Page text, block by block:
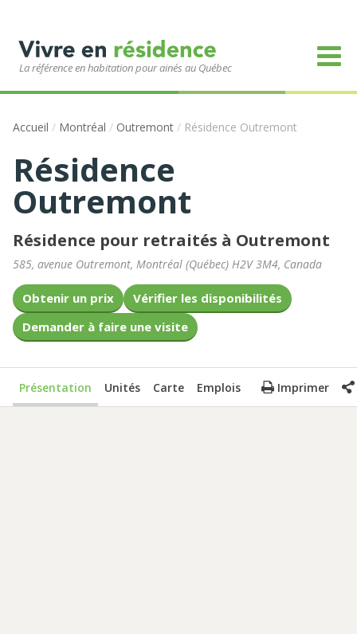
La référence en habitation pour ainés au Québec
Accueil / Montréal / Outremont / Résidence Outremont
Résidence
Outremont
Résidence pour retraités à Outremont
585, avenue Outremont, Montréal (Québec) H2V 3M4, Canada
Obtenir un prix
Vérifier les disponibilités
Demander à faire une visite
Présentation Unités Carte Emplois Imprimer